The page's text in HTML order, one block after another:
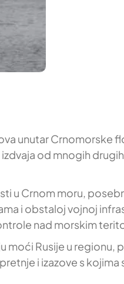
unutar Crnomorske
od mnogih
u Crnom moru,
i obstaloj vojnoj
nad morskim
moći Rusije u
i izazove s kojima